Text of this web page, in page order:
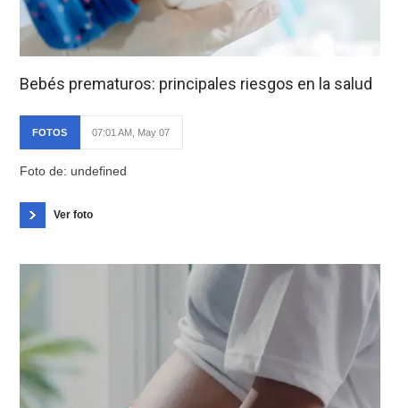
Bebés prematuros: principales riesgos en la salud
FOTOS 07:01 AM, May 07
Foto de: undefined
Ver foto